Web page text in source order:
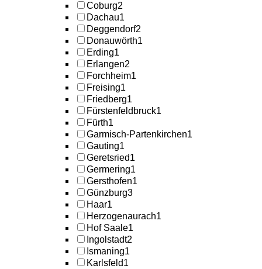
Coburg2
Dachau1
Deggendorf2
Donauwörth1
Erding1
Erlangen2
Forchheim1
Freising1
Friedberg1
Fürstenfeldbruck1
Fürth1
Garmisch-Partenkirchen1
Gauting1
Geretsried1
Germering1
Gersthofen1
Günzburg3
Haar1
Herzogenaurach1
Hof Saale1
Ingolstadt2
Ismaning1
Karlsfeld1